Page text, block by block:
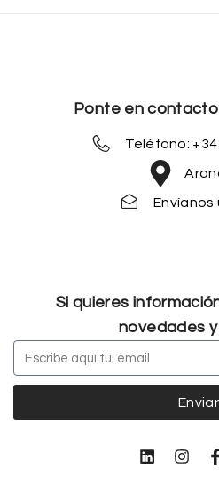
Ponte en
Teléfono: +34
Envíanos
Si quieres
novedades
Enviar